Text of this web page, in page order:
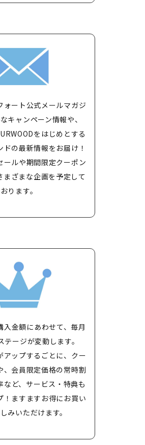
ォート公式メールマガジ
キャンペーン情報や、
をはじめとする
の最新情報をお届け！
ールや期間限定クーポン
まざまな企画を予定して
おります。
入金額にあわせて、毎月
テージが変動します。
アップするごとに、クー
、会員限定価格の常時割
など、サービス・特典も
！ますますお得にお買い
みいただけます。